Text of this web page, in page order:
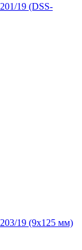
19 (DSS-
19 (9х125 мм)